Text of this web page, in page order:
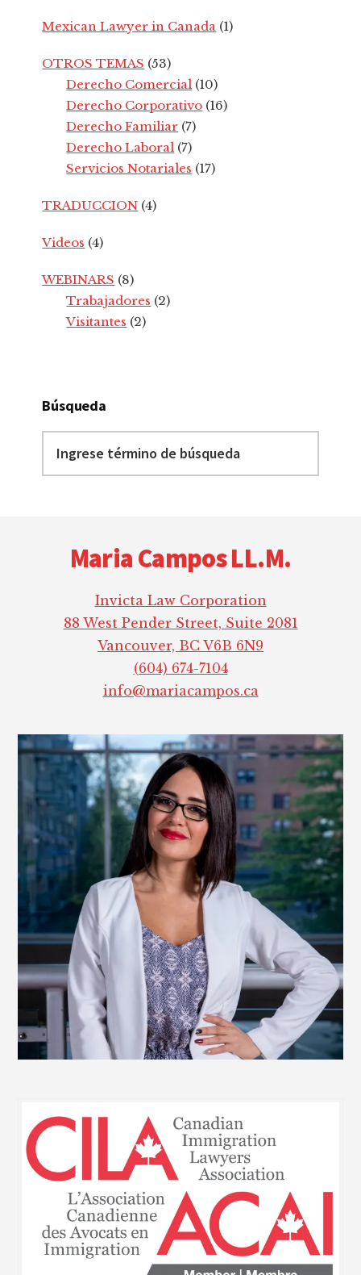
Mexican Lawyer in Canada (1)
OTROS TEMAS (53)
Derecho Comercial (10)
Derecho Corporativo (16)
Derecho Familiar (7)
Derecho Laboral (7)
Servicios Notariales (17)
TRADUCCION (4)
Videos (4)
WEBINARS (8)
Trabajadores (2)
Visitantes (2)
Búsqueda
término
Maria Campos LL.M.
Invicta Law Corporation
88 West Pender Street, Suite 2081
Vancouver, BC V6B 6N9
(604) 674-7104
info@mariacampos.ca